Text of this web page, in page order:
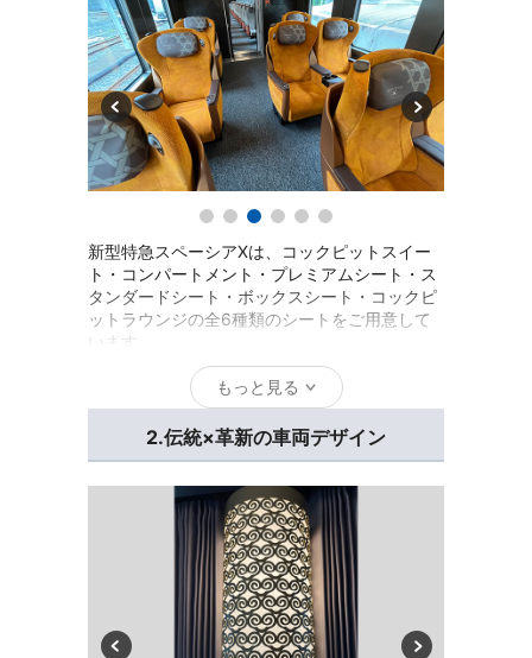
新型特急スペーシアXは、コックピットスイー
ト・コンパートメント・プレミアムシート・ス
タンダードシート・ボックスシート・コックピ
ットラウンジの全6種類のシートをご用意して
います。
もっと見る
2.伝統×革新の車両デザイン